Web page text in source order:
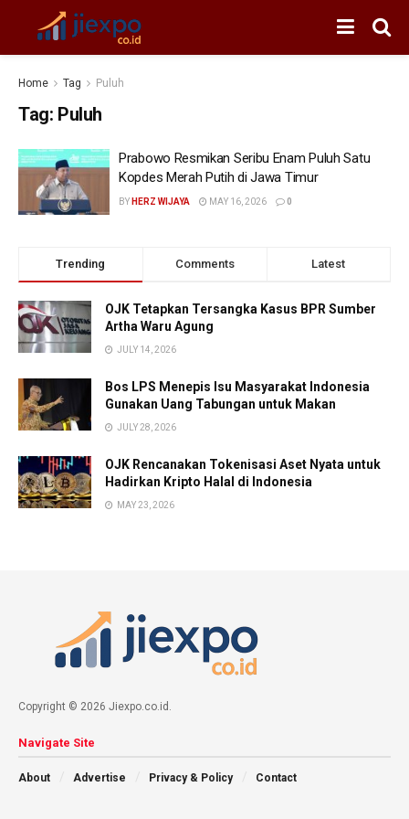
Home Tag Puluh
Tag: Puluh
Prabowo Resmikan Seribu Enam Puluh Satu
Kopdes Merah Putih di Jawa Timur
BY HERZ WIJAYA MAY 16, 2026 0
Trending Comments Latest
OJK Tetapkan Tersangka Kasus BPR Sumber
Artha Waru Agung
JULY 14, 2026
Bos LPS Menepis Isu Masyarakat Indonesia
Gunakan Uang Tabungan untuk Makan
JULY 28, 2026
OJK Rencanakan Tokenisasi Aset Nyata untuk
Hadirkan Kripto Halal di Indonesia
MAY 23, 2026
Copyright © 2026 Jiexpo.co.id.
Navigate Site
About Advertise Privacy & Policy Contact